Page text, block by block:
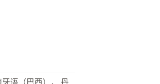
语（巴西）， 丹